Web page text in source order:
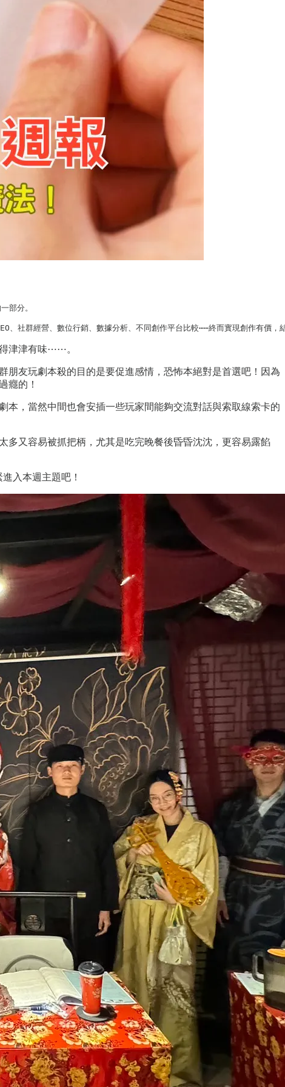
部分。
、社群經營、數位行銷、數據分析、不同創作平台比較⋯⋯終而實現創作有價，
津津有味⋯⋯。
朋友玩劇本殺的目的是要促進感情，恐怖本絕對是首選吧！因為
癮的！
本，當然中間也會安插一些玩家間能夠交流對話與索取線索卡的
多又容易被抓把柄，尤其是吃完晚餐後昏昏沈沈，更容易露餡
入本週主題吧！